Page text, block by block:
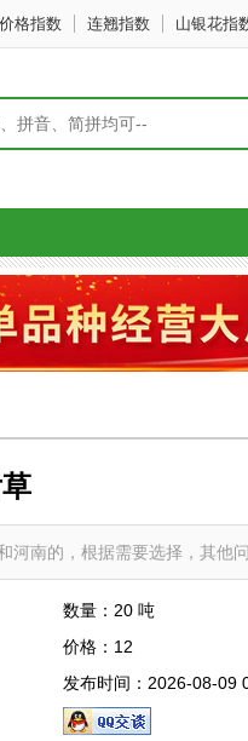
格指数 连翘指数 山银花指
河南的，根据需要选择，其他问
数量：20 吨
价格：12
发布时间：2026-08-09